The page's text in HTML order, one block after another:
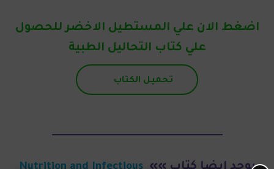
اضغط الان علي المستطيل الاخضر للحصول
علي كتاب التحاليل الطبية
تحميل الكتاب
_______________________________